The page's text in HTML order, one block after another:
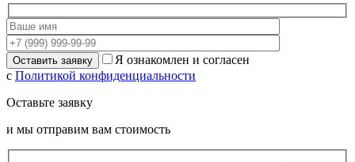
Я ознакомлен и согласен
с Политикой конфиденциальности
Оставьте заявку
и мы отправим вам стоимость